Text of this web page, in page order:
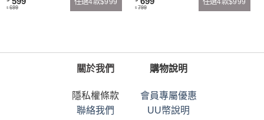
$ 699
任選4款$999
$ 799
任選4款$999
關於我們
隱私權條款
聯絡我們
購物說明
會員專屬優惠
UU幣說明